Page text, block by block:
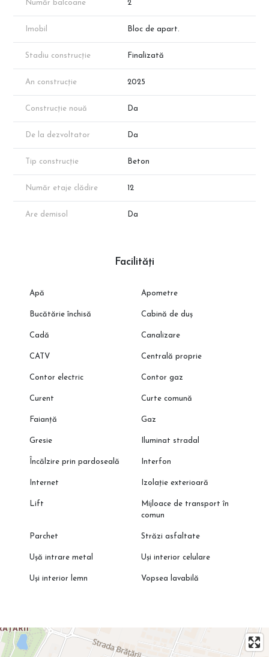
Număr balcoane 2
Imobil Bloc de apart.
Stadiu construcție Finalizată
An construcție 2025
Construcție nouă Da
De la dezvoltator Da
Tip construcție Beton
Număr etaje clădire 12
Are demisol Da
Facilități
Apă Apometre
Bucătărie închisă Cabină de duș
Cadă Canalizare
CATV Centrală proprie
Contor electric Contor gaz
Curent Curte comună
Faianță Gaz
Gresie Iluminat stradal
Încălzire prin pardoseală Interfon
Internet Izolație exterioară
Lift
Mijloace de transport în
comun
Parchet Străzi asfaltate
Ușă intrare metal Uși interior celulare
Uși interior lemn Vopsea lavabilă